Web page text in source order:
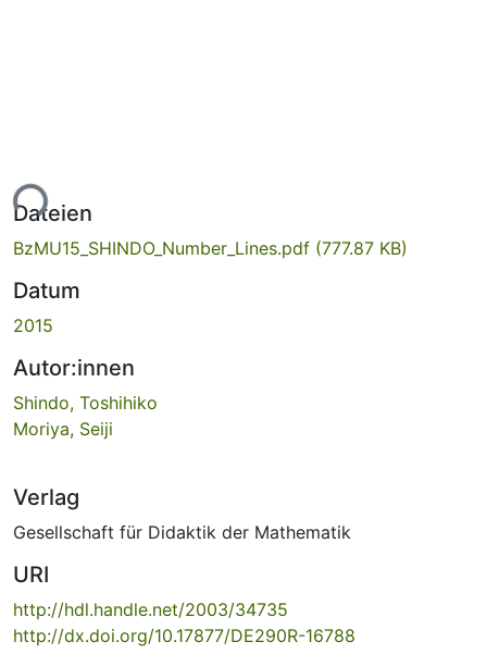
Dateien
BzMU15_SHINDO_Number_Lines.pdf (777.87 KB)
Datum
2015
Autor:innen
Shindo, Toshihiko
Moriya, Seiji
Verlag
Gesellschaft für Didaktik der Mathematik
URI
http://hdl.handle.net/2003/34735
http://dx.doi.org/10.17877/DE290R-16788